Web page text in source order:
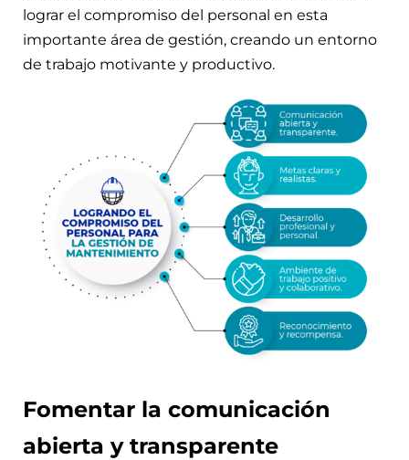
lograr el compromiso del personal en esta
importante área de gestión, creando un entorno
de trabajo motivante y productivo.
Fomentar la comunicación
abierta y transparente